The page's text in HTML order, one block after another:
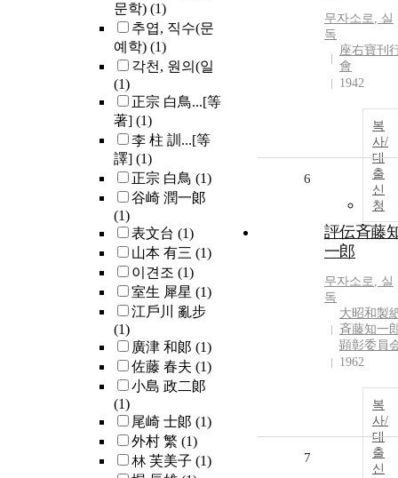
문학) (1)
추엽, 직수(문
예학) (1)
각천, 원의(일
(1)
正宗 白鳥...[等
著] (1)
李 柱 訓...[等
譯] (1)
正宗 白鳥 (1)
谷崎 潤一郞
(1)
表文台 (1)
山本 有三 (1)
이견조 (1)
室生 犀星 (1)
江戶川 亂步
(1)
廣津 和郞 (1)
佐藤 春夫 (1)
小島 政二郞
(1)
尾崎 士郞 (1)
外村 繁 (1)
林 芙美子 (1)
무자소로, 실
독
座右寶刊
會
1942
복
사/
대
출
신
청
6
評伝斉藤
一郎
무자소로, 실
독
大昭和製
斉藤知一
顕彰委員
1962
복
사/
대
출
신
7